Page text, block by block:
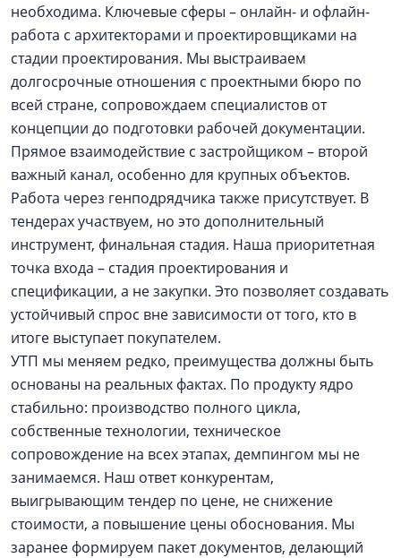
необходима. Ключевые сферы – онлайн- и офлайн-
работа с архитекторами и проектировщиками на
стадии проектирования. Мы выстраиваем
долгосрочные отношения с проектными бюро по
всей стране, сопровождаем специалистов от
концепции до подготовки рабочей документации.
Прямое взаимодействие с застройщиком – второй
важный канал, особенно для крупных объектов.
Работа через генподрядчика также присутствует. В
тендерах участвуем, но это дополнительный
инструмент, финальная стадия. Наша приоритетная
точка входа – стадия проектирования и
спецификации, а не закупки. Это позволяет создавать
устойчивый спрос вне зависимости от того, кто в
итоге выступает покупателем.
УТП мы меняем редко, преимущества должны быть
основаны на реальных фактах. По продукту ядро
стабильно: производство полного цикла,
собственные технологии, техническое
сопровождение на всех этапах, демпингом мы не
занимаемся. Наш ответ конкурентам,
выигрывающим тендер по цене, не снижение
стоимости, а повышение цены обоснования. Мы
заранее формируем пакет документов, делающий